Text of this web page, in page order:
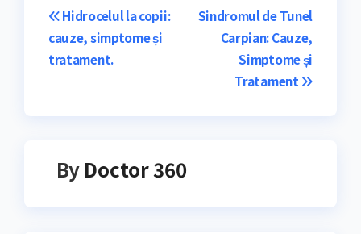
Navigare
în
Sindromul de Tunel
Carpian: Cauze,
Simptome și
Tratament
Hidrocelul la copii:
cauze, simptome și
tratament.
By Doctor 360